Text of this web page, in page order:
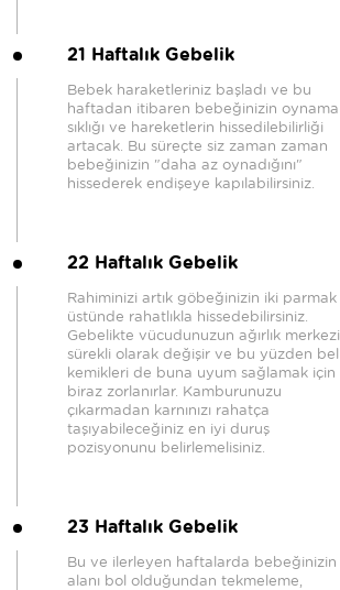
21 Haftalık Gebelik
Bebek haraketleriniz başladı ve bu
haftadan itibaren bebeğinizin oynama
sıklığı ve hareketlerin hissedilebilirliği
artacak. Bu süreçte siz zaman zaman
bebeğinizin "daha az oynadığını"
hissederek endişeye kapılabilirsiniz.
22 Haftalık Gebelik
Rahiminizi artık göbeğinizin iki parmak
üstünde rahatlıkla hissedebilirsiniz.
Gebelikte vücudunuzun ağırlık merkezi
sürekli olarak değişir ve bu yüzden bel
kemikleri de buna uyum sağlamak için
biraz zorlanırlar. Kamburunuzu
çıkarmadan karnınızı rahatça
taşıyabileceğiniz en iyi duruş
pozisyonunu belirlemelisiniz.
23 Haftalık Gebelik
Bu ve ilerleyen haftalarda bebeğinizin
alanı bol olduğundan tekmeleme,